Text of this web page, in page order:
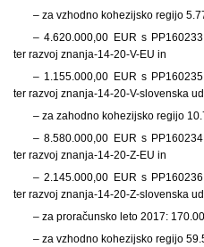
– za vzhodno kohezijsko regijo
–4.620.000,00 EUR s
ter razvoj znanja-14-20-V-EU in
– 1.155.000,00 EUR s
ter razvoj znanja-14-20-V-slovenska
– za zahodno kohezijsko regijo
–8.580.000,00 EUR s
ter razvoj znanja-14-20-Z-EU in
–2.145.000,00 EUR s
ter razvoj znanja-14-20-Z-slovenska
– za proračunsko leto 2017:
– za vzhodno kohezijsko regijo